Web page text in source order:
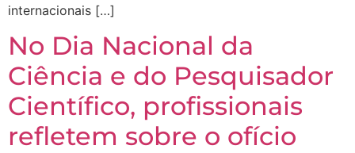
internacionais […]
No Dia Nacional da
Ciência e do Pesquisador
Científico, profissionais
refletem sobre o ofício